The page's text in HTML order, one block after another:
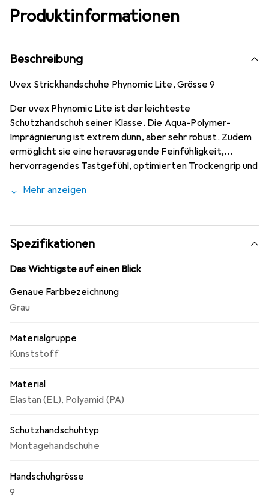
Produktinformationen
Beschreibung
Uvex Strickhandschuhe Phynomic Lite, Grösse 9
Der uvex Phynomic Lite ist der leichteste
Schutzhandschuh seiner Klasse. Die Aqua-Polymer-
Imprägnierung ist extrem dünn, aber sehr robust. Zudem
ermöglicht sie eine herausragende Feinfühligkeit,
hervorragendes Tastgefühl, optimierten Trockengrip und
Mehr anzeigen
Spezifikationen
Das Wichtigste auf einen Blick
Genaue Farbbezeichnung
Grau
Materialgruppe
Kunststoff
Material
Elastan (EL), Polyamid (PA)
Schutzhandschuhtyp
Montagehandschuhe
Handschuhgrösse
9